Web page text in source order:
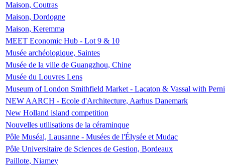
Maison, Coutras
Maison, Dordogne
Maison, Keremma
MEET Economic Hub - Lot 9 & 10
Musée archéologique, Saintes
Musée de la ville de Guangzhou, Chine
Musée du Louvres Lens
Museum of London Smithfield Market - Lacaton & Vassal with
NEW AARCH - Ecole d'Architecture, Aarhus Danemark
New Holland island competition
Nouvelles utilisations de la céraminque
Pôle Muséal, Lausanne - Musées de l'Élysée et Mudac
Pôle Universitaire de Sciences de Gestion, Bordeaux
Paillote, Niamey